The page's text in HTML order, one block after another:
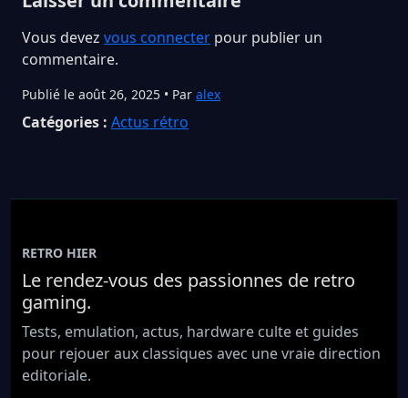
Vous devez vous connecter pour publier un
commentaire.
Publié le août 26, 2025 • Par alex
Catégories : Actus rétro
RETRO HIER
Le rendez-vous des passionnes de retro
gaming.
Tests, emulation, actus, hardware culte et guides
pour rejouer aux classiques avec une vraie direction
editoriale.